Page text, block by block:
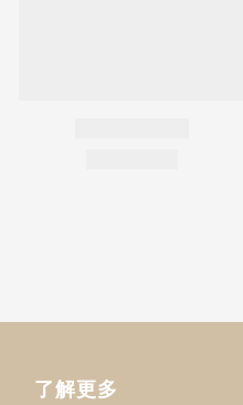
了解更多